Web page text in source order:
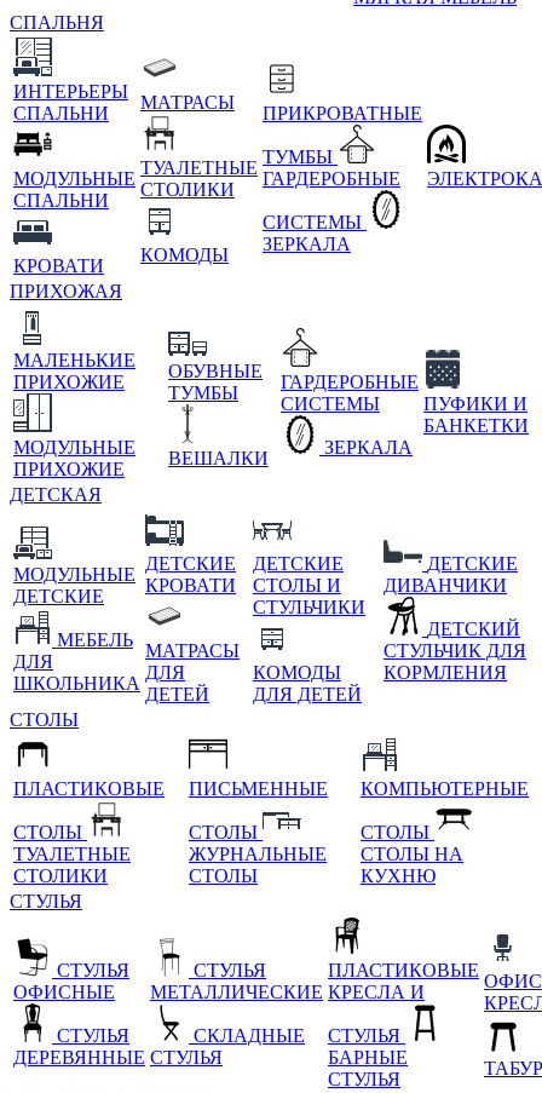
СПАЛЬНЯ
ИНТЕРЬЕРЫ
СПАЛЬНИ
МОДУЛЬНЫЕ
СПАЛЬНИ
КРОВАТИ
МАТРАСЫ
ТУАЛЕТНЫЕ
СТОЛИКИ
КОМОДЫ
ПРИКРОВАТНЫЕ
ТУМБЫ
ГАРДЕРОБНЫЕ
СИСТЕМЫ
ЗЕРКАЛА
ПРИХОЖАЯ
МАЛЕНЬКИЕ
ПРИХОЖИЕ
МОДУЛЬНЫЕ
ПРИХОЖИЕ
ОБУВНЫЕ
ТУМБЫ
ВЕШАЛКИ
ГАРДЕРОБНЫЕ
СИСТЕМЫ
ЗЕРКАЛА
ПУФИКИ И
БАНКЕТКИ
ДЕТСКАЯ
МОДУЛЬНЫЕ
ДЕТСКИЕ
МЕБЕЛЬ
ДЛЯ
ШКОЛЬНИКА
ДЕТСКИЕ
КРОВАТИ
МАТРАСЫ
ДЛЯ
ДЕТЕЙ
ДЕТСКИЕ
СТОЛЫ И
СТУЛЬЧИКИ
КОМОДЫ
ДЛЯ ДЕТЕЙ
ДЕТСКИЕ
ДИВАНЧИКИ
ДЕТСКИЙ
СТУЛЬЧИК ДЛЯ
КОРМЛЕНИЯ
СТОЛЫ
ПЛАСТИКОВЫЕ
СТОЛЫ
ТУАЛЕТНЫЕ
СТОЛИКИ
ПИСЬМЕННЫЕ
СТОЛЫ
ЖУРНАЛЬНЫЕ
СТОЛЫ
КОМПЬЮТЕРНЫЕ
СТОЛЫ
СТОЛЫ НА
КУХНЮ
СТУЛЬЯ
СТУЛЬЯ
ОФИСНЫЕ
СТУЛЬЯ
ДЕРЕВЯННЫЕ
СТУЛЬЯ
МЕТАЛЛИЧЕСКИЕ
СКЛАДНЫЕ
СТУЛЬЯ
ПЛАСТИКОВЫЕ
КРЕСЛА И
СТУЛЬЯ
БАРНЫЕ
СТУЛЬЯ